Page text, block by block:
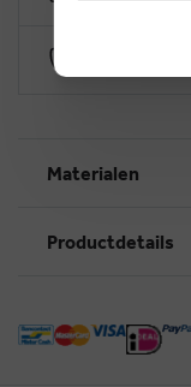
Materialen
Productdetails